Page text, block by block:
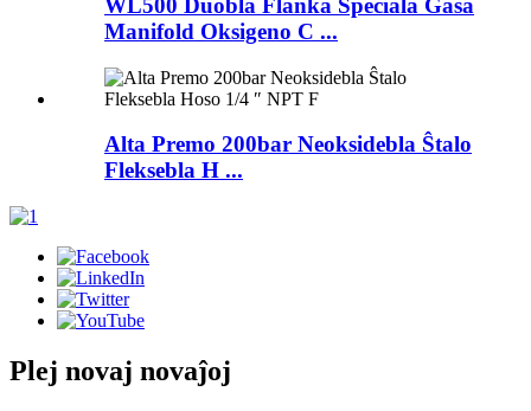
WL500 Duobla Flanka Speciala Gasa
Manifold Oksigeno C ...
Alta Premo 200bar Neoksidebla Ŝtalo
Fleksebla H ...
Plej novaj novaĵoj